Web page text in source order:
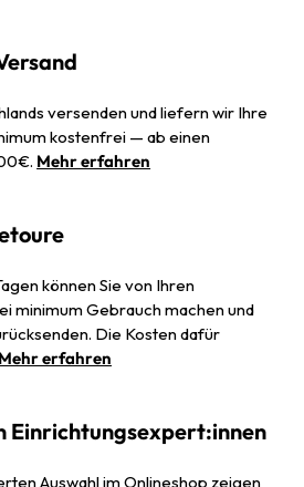
versenden und liefern wir Ihre
kostenfrei — ab einen
Mehr erfahren
können Sie von Ihren
minimum Gebrauch machen und
Die Kosten dafür
Mehr erfahren
Einrichtungsexpert:innen
Auswahl im Onlineshop zeigen